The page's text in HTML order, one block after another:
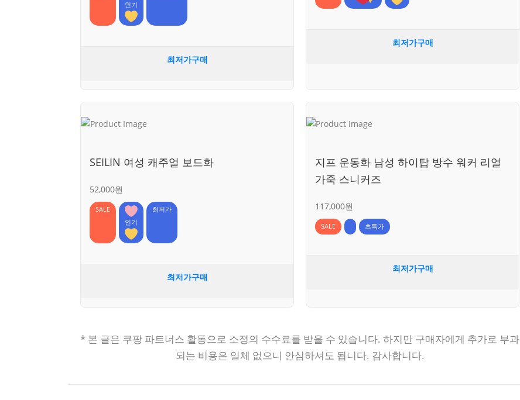
인기
최저가구매
최저가구매
SEILIN 여성 캐주얼 보드화
52,000원
SALE
인기
최저가
최저가구매
지프 운동화 남성 하이탑 방수 워커 리얼
가죽 스니커즈
117,000원
SALE 초특가
최저가구매
* 본 글은 쿠팡 파트너스 활동으로 소정의 수수료를 받을 수 있습니다. 하지만 구매자에게 추가로 부과
되는 비용은 일체 없으니 안심하셔도 됩니다. 감사합니다.